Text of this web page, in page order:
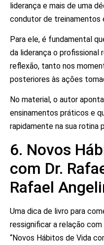
liderança e mais de uma
condutor de treinamentos
Para ele, é fundamental
da liderança o profissional
reflexão, tanto nos
posteriores às ações
No material, o autor
ensinamentos práticos e
rapidamente na sua rotina
6. Novos
com Dr.
Rafael
Uma dica de livro para
ressignificar a relação
“Novos Hábitos de Vida